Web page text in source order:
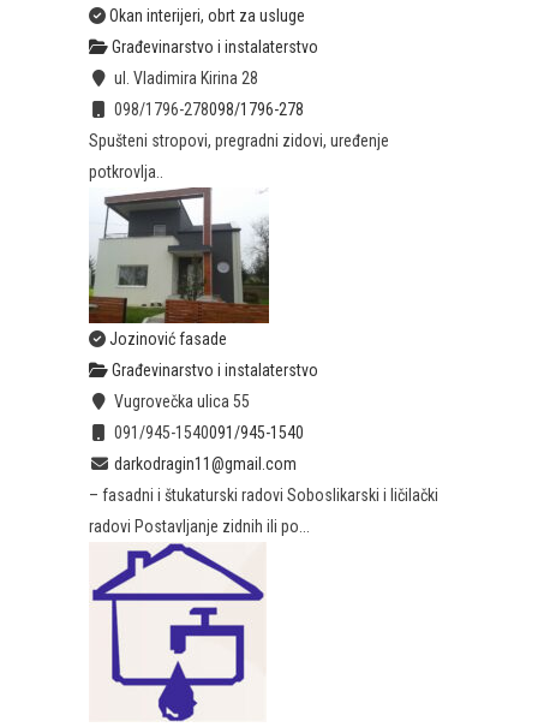
Okan interijeri, obrt za usluge
Građevinarstvo i instalaterstvo
ul. Vladimira Kirina 28
098/1796-278098/1796-278
Spušteni stropovi, pregradni zidovi, uređenje
potkrovlja..
Jozinović fasade
Građevinarstvo i instalaterstvo
Vugrovečka ulica 55
091/945-1540091/945-1540
darkodragin11@gmail.com
– fasadni i štukaturski radovi Soboslikarski i ličilački
radovi Postavljanje zidnih ili po...